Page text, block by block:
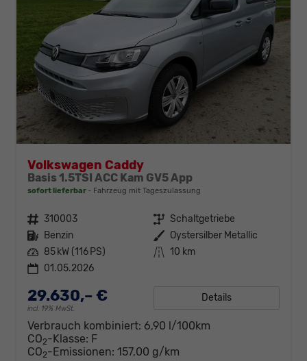
Volkswagen Caddy
Basis 1.5TSI ACC Kam GV5 App
sofort lieferbar Fahrzeug mit Tageszulassung
Fahrzeugnr. 310003 Getriebe Schaltgetriebe
Kraftstoff Benzin Außenfarbe Oystersilber Metallic
Leistung 85 kW (116 PS) Kilometerstand 10 km
01.05.2026
29.630,– €
incl. 19% MwSt.
Details
Verbrauch kombiniert: 6,90 l/100km
CO2-Klasse: F
CO2-Emissionen: 157,00 g/km